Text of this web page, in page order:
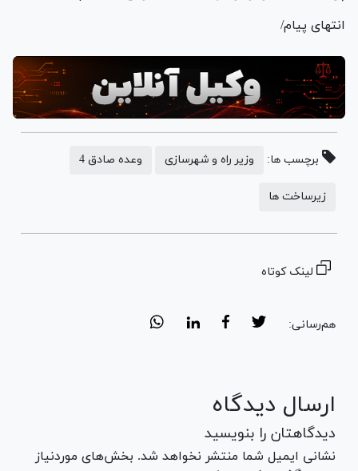
انتهای پیام/
برچسب ها: وزیر راه و شهرسازی وعده صادق 4
زیرساخت ها
لینک کوتاه
هم‌رسانی:
ارسال دیدگاه
دیدگاهتان را بنویسید
نشانی ایمیل شما منتشر نخواهد شد. بخش‌های موردنیاز